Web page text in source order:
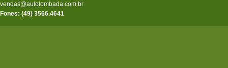
vendas@autolombada.com.br
Fones: (49) 3566.4641